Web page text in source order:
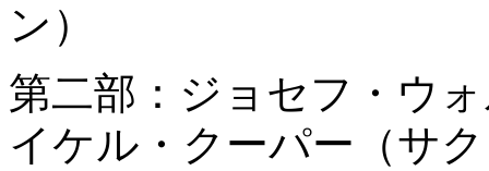
ン）
第⼆部：ジョセフ・ウ
イケル・クーパー（サ